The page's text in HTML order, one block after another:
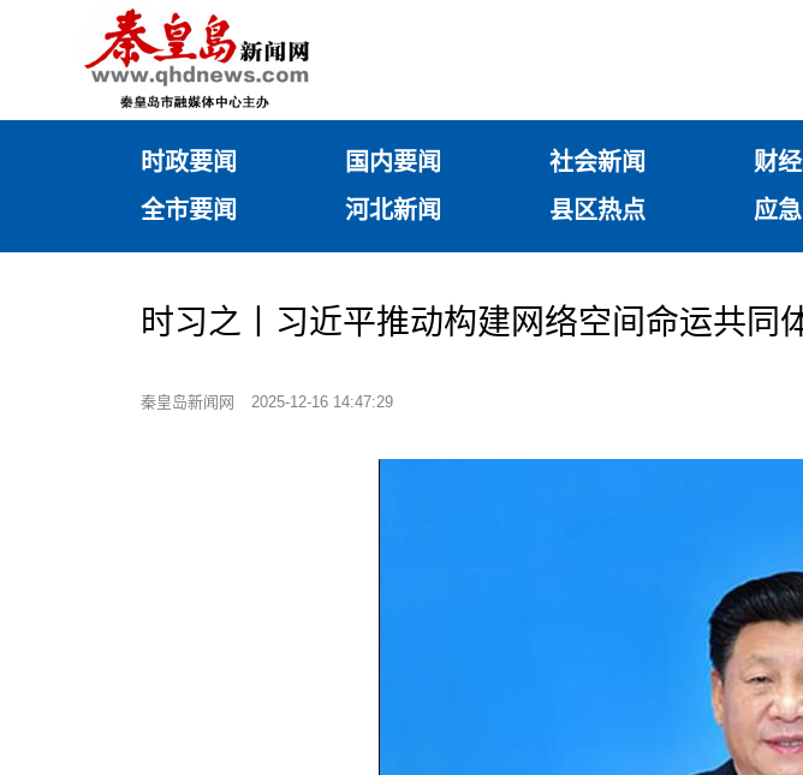
时政要闻 国内要闻 社会新闻 财
全市要闻
河北新闻 县区热点 应
时习之丨习近平推动构建网络空间命运共同
秦皇岛新闻网 2025-12-16 14:47:29